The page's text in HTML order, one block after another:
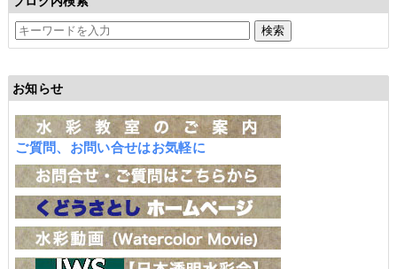
お知らせ
ご質問、お問い合せはお気軽に